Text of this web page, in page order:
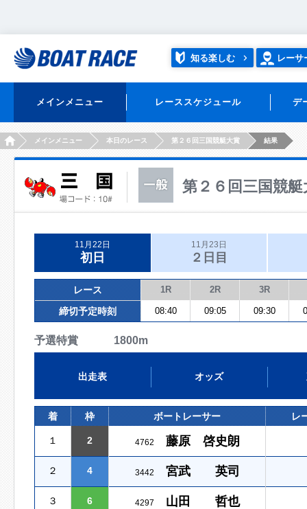
知る楽しむ レーサ
メインメニュー レーススケジュール デ
HOMEメインメニュー 本日のレース 第２６回三国競艇大賞 結果
第２６回三国競艇
11月22日
初日
11月23日
２日目
レース 1R 2R 3R
締切予定時刻 08:40 09:05 09:30
予選特賞 1800m
出走表 オッズ
着 枠 ボートレーサー レ
１ 2 4762 藤原 啓史朗
２ 4 3442 宮武 英司
３ 6 4297 山田 哲也